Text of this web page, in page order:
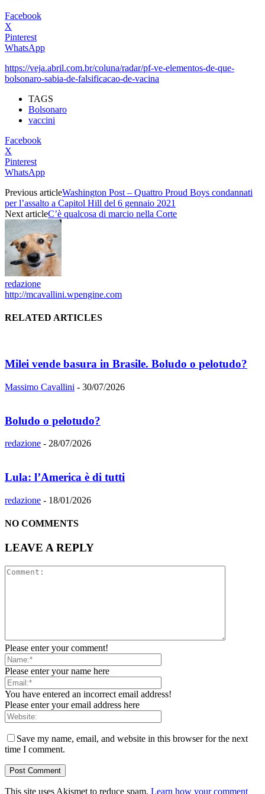
Facebook
X
Pinterest
WhatsApp
https://veja.abril.com.br/coluna/radar/pf-ve-elementos-de-que-
bolsonaro-sabia-de-falsificacao-de-vacina
TAGS
Bolsonaro
vaccini
Facebook
X
Pinterest
WhatsApp
Previous articleWashington Post – Quattro Proud Boys condannati
per l’assalto a Capitol Hill del 6 gennaio 2021
Next articleC’è qualcosa di marcio nella Corte
redazione
http://mcavallini.wpengine.com
RELATED ARTICLES
Milei vende basura in Brasile. Boludo o pelotudo?
Massimo Cavallini - 30/07/2026
Boludo o pelotudo?
redazione - 28/07/2026
Lula: l’America è di tutti
redazione - 18/01/2026
NO COMMENTS
LEAVE A REPLY
Please enter your comment!
Please enter your name here
You have entered an incorrect email address!
Please enter your email address here
Save my name, email, and website in this browser for the next
time I comment.
This site uses Akismet to reduce spam. Learn how your comment